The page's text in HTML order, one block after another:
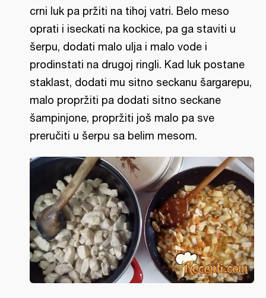
crni luk pa pržiti na tihoj vatri. Belo meso
oprati i iseckati na kockice, pa ga staviti u
šerpu, dodati malo ulja i malo vode i
prodinstati na drugoj ringli. Kad luk postane
staklast, dodati mu sitno seckanu šargarepu,
malo propržiti pa dodati sitno seckane
šampinjone, propržiti još malo pa sve
preručiti u šerpu sa belim mesom.